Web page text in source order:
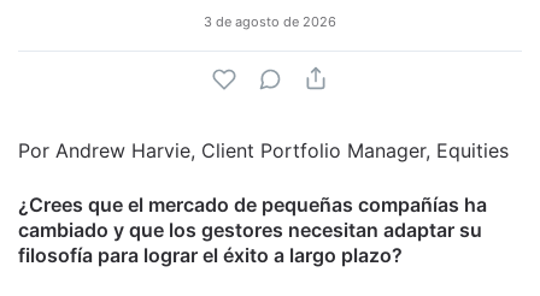
3 de agosto de 2026
Por Andrew Harvie, Client Portfolio Manager, Equities
¿Crees que el mercado de pequeñas compañías ha
cambiado y que los gestores necesitan adaptar su
filosofía para lograr el éxito a largo plazo?